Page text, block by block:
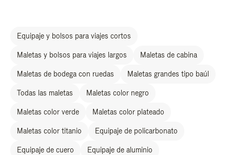
Equipaje y bolsos para viajes cortos
Maletas y bolsos para viajes largos Maletas de cabina
Maletas de bodega con ruedas Maletas grandes tipo baúl
Todas las maletas Maletas color negro
Maletas color verde Maletas color plateado
Maletas color titanio Equipaje de policarbonato
Equipaje de cuero Equipaje de aluminio